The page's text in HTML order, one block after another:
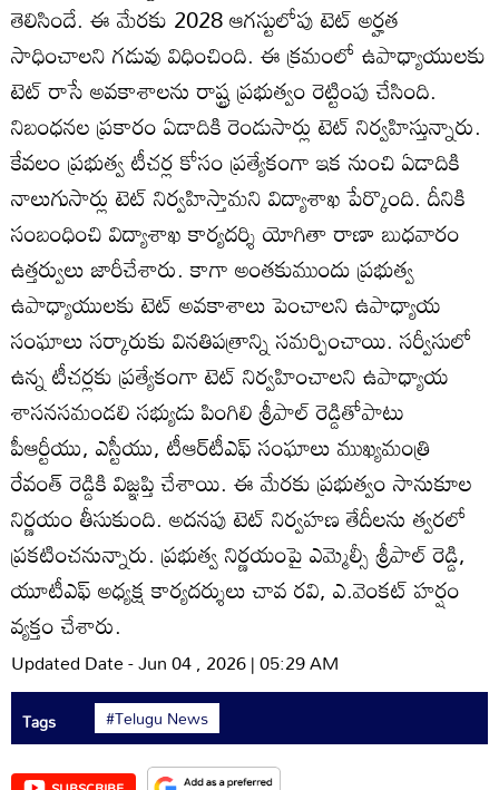
తెలిసిందే. ఈ మేరకు 2028 ఆగస్టులోపు టెట్‌ అర్హత
సాధించాలని గడువు విధించింది. ఈ క్రమంలో ఉపాధ్యాయులకు
టెట్‌ రాసే అవకాశాలను రాష్ట్ర ప్రభుత్వం రెట్టింపు చేసింది.
నిబంధనల ప్రకారం ఏడాదికి రెండుసార్లు టెట్‌ నిర్వహిస్తున్నారు.
కేవలం ప్రభుత్వ టీచర్ల కోసం ప్రత్యేకంగా ఇక నుంచి ఏడాదికి
నాలుగుసార్లు టెట్‌ నిర్వహిస్తామని విద్యాశాఖ పేర్కొంది. దీనికి
సంబంధించి విద్యాశాఖ కార్యదర్శి యోగితా రాణా బుధవారం
ఉత్తర్వులు జారీచేశారు. కాగా అంతకుముందు ప్రభుత్వ
ఉపాధ్యాయులకు టెట్‌ అవకాశాలు పెంచాలని ఉపాధ్యాయ
సంఘాలు సర్కారుకు వినతిపత్రాన్ని సమర్పించాయి. సర్వీసులో
ఉన్న టీచర్లకు ప్రత్యేకంగా టెట్‌ నిర్వహించాలని ఉపాధ్యాయ
శాసనసమండలి సభ్యుడు పింగిలి శ్రీపాల్‌ రెడ్డితోపాటు
పీఆర్టీయు, ఎస్టీయు, టీఆర్‌టీఎఫ్‌ సంఘాలు ముఖ్యమంత్రి
రేవంత్‌ రెడ్డికి విజ్ఞప్తి చేశాయి. ఈ మేరకు ప్రభుత్వం సానుకూల
నిర్ణయం తీసుకుంది. అదనపు టెట్‌ నిర్వహణ తేదీలను త్వరలో
ప్రకటించనున్నారు. ప్రభుత్వ నిర్ణయంపై ఎమ్మెల్సీ శ్రీపాల్‌ రెడ్డి,
యూటీఎఫ్‌ అధ్యక్ష కార్యదర్శులు చావ రవి, ఎ.వెంకట్‌ హర్షం
వ్యక్తం చేశారు.
Updated Date - Jun 04 , 2026 | 05:29 AM
Tags #Telugu News